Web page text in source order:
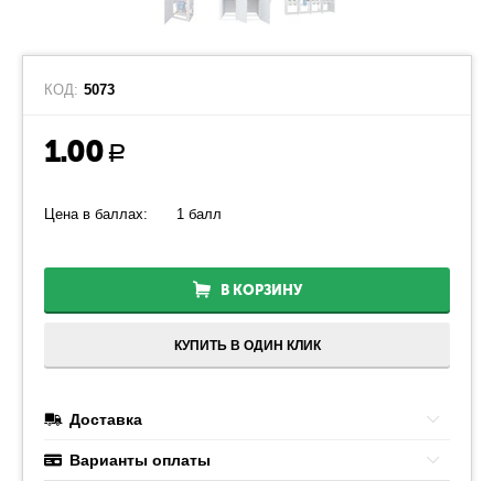
КОД: 5073
1.00 Р
Цена в баллах: 1 балл
В КОРЗИНУ
КУПИТЬ В ОДИН КЛИК
Доставка
Варианты оплаты